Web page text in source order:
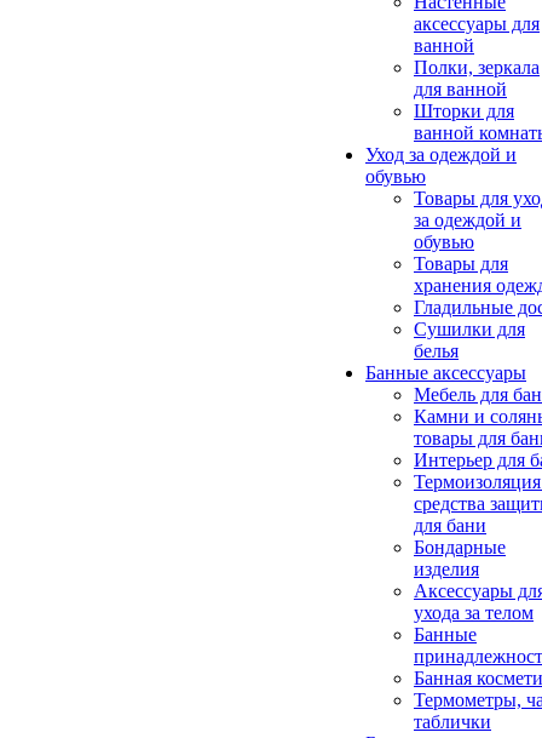
аксессуары для
ванной
Полки, зеркала
для ванной
Шторки для
ванной
Уход за одеждой и
обувью
Товары для
за одеждой и
обувью
Товары для
хранения
Гладильные
Сушилки для
белья
Банные аксессуары
Мебель для
Камни и
товары для
Интерьер для
средства
для бани
Бондарные
изделия
Аксеcсуары
ухода за телом
Банные
Банная
Термометры,
таблички